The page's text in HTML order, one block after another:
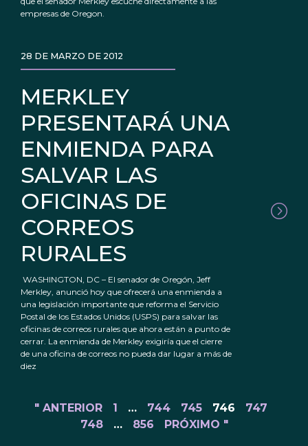
empresas de Oregon.
MERKLEY
PRESENTARÁ UNA
ENMIENDA PARA
SALVAR LAS
OFICINAS DE
CORREOS
RURALES
28 DE MARZO DE 2012
WASHINGTON, DC – El senador de Oregón, Jeff
Merkley, anunció hoy que ofrecerá una enmienda a
una legislación importante que reforma el Servicio
Postal de los Estados Unidos (USPS) para salvar las
oficinas de correos rurales que ahora están a punto de
cerrar. La enmienda de Merkley exigiría que el cierre
de una oficina de correos no pueda dar lugar a más de
diez
" ANTERIOR 1 … 744 745 746
747
748
… 856 PRÓXIMO "